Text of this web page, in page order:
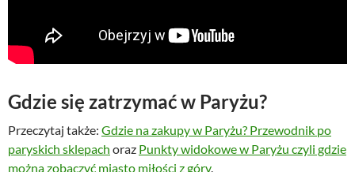
Gdzie się zatrzymać w Paryżu?
Przeczytaj także: Gdzie na zakupy w Paryżu? Przewodnik po
paryskich sklepach oraz Punkty widokowe w Paryżu czyli gdzie
można zobaczyć miasto miłości z góry.